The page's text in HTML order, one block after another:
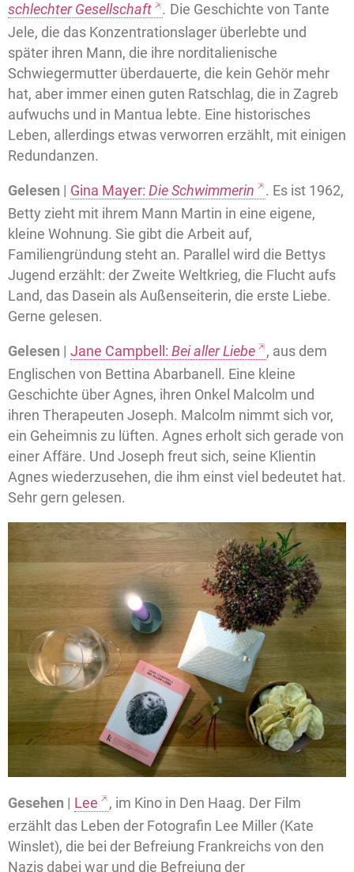
schlechter Gesellschaft
. Die Geschichte von Tante
Jele, die das Konzentrationslager überlebte und
später ihren Mann, die ihre norditalienische
Schwiegermutter überdauerte, die kein Gehör mehr
hat, aber immer einen guten Ratschlag, die in Zagreb
aufwuchs und in Mantua lebte. Eine historisches
Leben, allerdings etwas verworren erzählt, mit einigen
Redundanzen.
Gelesen | Gina Mayer: Die Schwimmerin
. Es ist 1962,
Betty zieht mit ihrem Mann Martin in eine eigene,
kleine Wohnung. Sie gibt die Arbeit auf,
Familiengründung steht an. Parallel wird die Bettys
Jugend erzählt: der Zweite Weltkrieg, die Flucht aufs
Land, das Dasein als Außenseiterin, die erste Liebe.
Gerne gelesen.
Gelesen | Jane Campbell: Bei aller Liebe
, aus dem
Englischen von Bettina Abarbanell. Eine kleine
Geschichte über Agnes, ihren Onkel Malcolm und
ihren Therapeuten Joseph. Malcolm nimmt sich vor,
ein Geheimnis zu lüften. Agnes erholt sich gerade von
einer Affäre. Und Joseph freut sich, seine Klientin
Agnes wiederzusehen, die ihm einst viel bedeutet hat.
Sehr gern gelesen.
Gesehen | Lee
, im Kino in Den Haag. Der Film
erzählt das Leben der Fotografin Lee Miller (Kate
Winslet), die bei der Befreiung Frankreichs von den
Nazis dabei war und die Befreiung der